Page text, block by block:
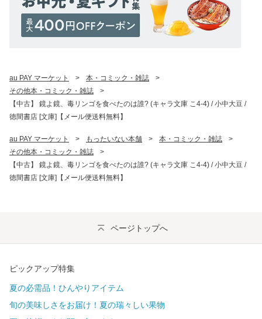
au PAY マーケット > 本・コミック・雑誌
>
その他本・コミック・雑誌
>
【中古】 鏡よ鏡、毒リンゴを食べたのは誰? (キャラ文庫 こ4-4) / 小中大豆 /
徳間書店 [文庫]【メール便送料無料】
au PAY マーケット > もったいない本舗 > 本・コミック・雑誌
>
その他本・コミック・雑誌
>
【中古】 鏡よ鏡、毒リンゴを食べたのは誰? (キャラ文庫 こ4-4) / 小中大豆 /
徳間書店 [文庫]【メール便送料無料】
ページトップへ
ピックアップ特集
夏の必需品！ひんやりアイテム
旬の美味しさをお届け！夏の瑞々しい果物